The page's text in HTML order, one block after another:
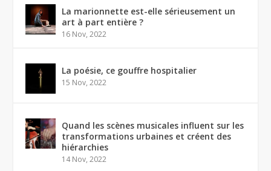
La marionnette est-elle sérieusement un
art à part entière ?
16 Nov, 2022
La poésie, ce gouffre hospitalier
15 Nov, 2022
Quand les scènes musicales influent sur les
transformations urbaines et créent des
hiérarchies
14 Nov, 2022